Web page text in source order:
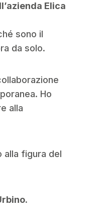
Elica
sono il
da solo.
Ho
alla
alla figura del